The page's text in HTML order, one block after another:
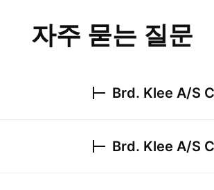
자주 묻는 질문
Brd. Klee A/S
Brd. Klee A/S